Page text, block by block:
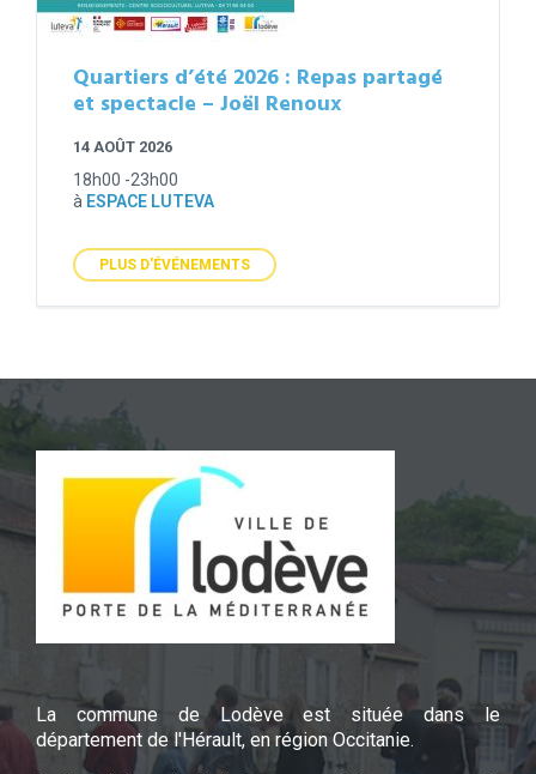
Quartiers d’été 2026 : Repas partagé
et spectacle – Joël Renoux
14 AOÛT 2026
18h00 -23h00
à ESPACE LUTEVA
PLUS D'ÉVÉNEMENTS
La commune de Lodève est située dans le
département de l'Hérault, en région Occitanie.